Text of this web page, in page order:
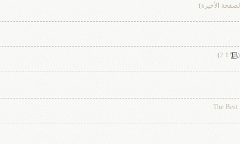
الصفحة الأخيرة)
(
1
2
)